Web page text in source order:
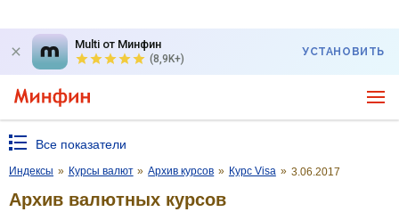
Multi от Минфин
(8,9K+)
УСТАНОВИТЬ
Все показатели
Индексы » Курсы валют » Архив курсов » Курс Visa » 3.06.2017
Архив валютных курсов